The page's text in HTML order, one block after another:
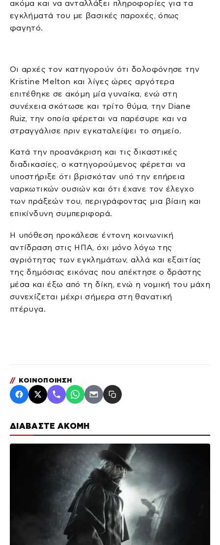
ΔΙΑΒΑΣΤΕ ΑΚΟΜΗ
ακόμα και να ανταλλάξει πληροφορίες για τα
εγκλήματά του με βασικές παροχές, όπως
φαγητό.
Οι αρχές τον κατηγορούν ότι δολοφόνησε την
Kristine Melton και λίγες ώρες αργότερα
επιτέθηκε σε ακόμη μία γυναίκα, ενώ στη
συνέχεια σκότωσε και τρίτο θύμα, την Diane
Ruiz, την οποία φέρεται να παρέσυρε και να
στραγγάλισε πριν εγκαταλείψει το σημείο.
Κατά την προανάκριση και τις δικαστικές
διαδικασίες, ο κατηγορούμενος φέρεται να
υποστήριξε ότι βρισκόταν υπό την επήρεια
ναρκωτικών ουσιών και ότι έχανε τον έλεγχο
των πράξεών του, περιγράφοντας μια βίαιη και
επικίνδυνη συμπεριφορά.
Η υπόθεση προκάλεσε έντονη κοινωνική
αντίδραση στις ΗΠΑ, όχι μόνο λόγω της
αγριότητας των εγκλημάτων, αλλά και εξαιτίας
της δημόσιας εικόνας που απέκτησε ο δράστης
μέσα και έξω από τη δίκη, ενώ η νομική του μάχη
συνεχίζεται μέχρι σήμερα στη θανατική
πτέρυγα.
// ΚΟΙΝΟΠΟΙΗΣΗ